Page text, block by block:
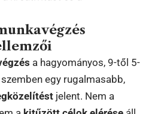
a hagyományos, 9-től 5-
egy rugalmasabb,
jelent. Nem a